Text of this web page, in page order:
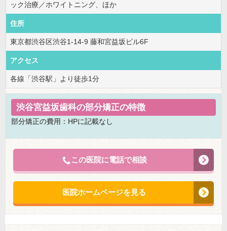
ック治療／ホワイトニング、ほか
住所
東京都渋谷区渋谷1-14-9 藤和宮益坂ビル6F
アクセス
各線「渋谷駅」より徒歩1分
渋谷宮益坂歯科の部分矯正の特徴
部分矯正の費用：HPに記載なし
この医院に電話で相談
医院ホームページを見る